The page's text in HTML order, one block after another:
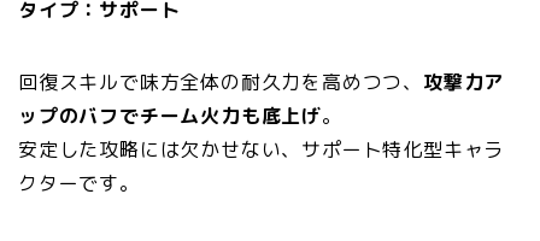
タイプ：サポート
回復スキルで味方全体の耐久力を高めつつ、 攻撃力ア
ップのバフでチーム火力も底上げ。
安定した攻略には欠かせない、サポート特化型キャラ
クターです。